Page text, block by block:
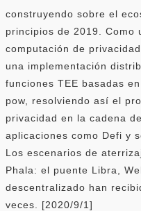
construyendo sobre el
principios de 2019. Como
computación de
una implementación
funciones TEE basadas
pow, resolviendo así el
privacidad en la cadena
aplicaciones como Defi y
Los escenarios de
Phala: el puente Libra,
descentralizado han
veces. [2020/9/1]